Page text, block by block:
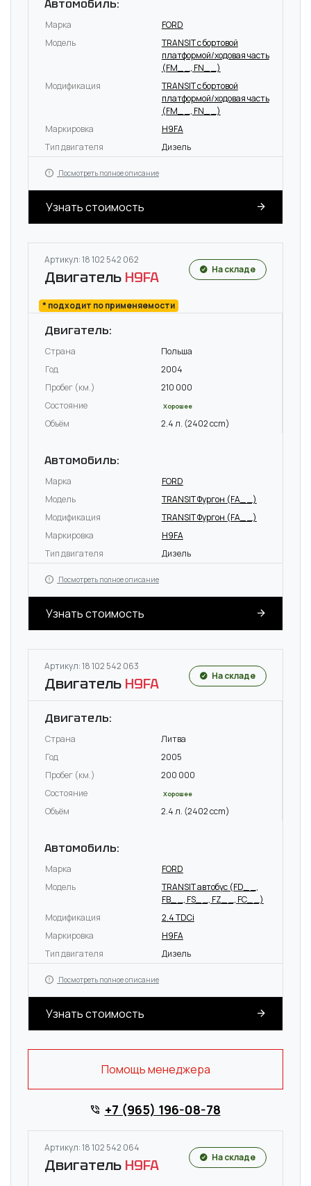
Автомобиль:
Марка
FORD
Модель
TRANSIT c бортовой
платформой/ходовая часть
(FM_ _, FN_ _)
Модификация
TRANSIT c бортовой
платформой/ходовая часть
(FM_ _, FN_ _)
Маркировка
H9FA
Тип двигателя
Дизель
Посмотреть полное описание
Узнать стоимость
Артикул: 18 102 542 062
Двигатель H9FA
* подходит по применяемости
На складе
Двигатель:
Страна
Польша
Год
2004
Пробег (км.)
210 000
Состояние
Хорошее
Объём 2.4 л. (2402 ccm)
Автомобиль:
Марка
FORD
Модель
TRANSIT Фургон (FA_ _)
Модификация
TRANSIT Фургон (FA_ _)
Маркировка
H9FA
Тип двигателя
Дизель
Посмотреть полное описание
Узнать стоимость
Артикул: 18 102 542 063
Двигатель H9FA На складе
Двигатель:
Страна
Литва
Год
2005
Пробег (км.)
200 000
Состояние
Хорошее
Объём 2.4 л. (2402 ccm)
Автомобиль:
Марка
FORD
Модель
TRANSIT автобус (FD_ _,
FB_ _, FS_ _, FZ_ _, FC_ _)
Модификация
2.4 TDCi
Маркировка
H9FA
Тип двигателя
Дизель
Посмотреть полное описание
Узнать стоимость
Помощь менеджера
+7 (965) 196-08-78
Артикул: 18 102 542 064
Двигатель H9FA На складе